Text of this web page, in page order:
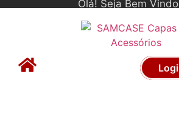
Olá! Seja Bem